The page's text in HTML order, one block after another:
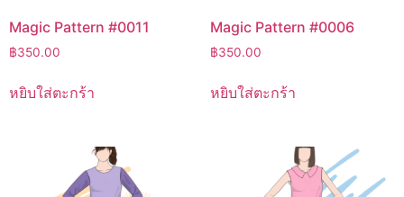
Magic Pattern #0011
฿350.00
หยิบใส่ตะกร้า
Magic Pattern #0006
฿350.00
หยิบใส่ตะกร้า